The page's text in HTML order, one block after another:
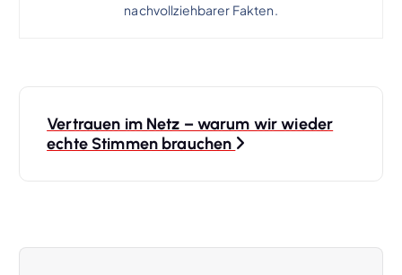
nachvollziehbarer Fakten.
t
Vertrauen im Netz – warum wir wieder
echte Stimmen brauchen